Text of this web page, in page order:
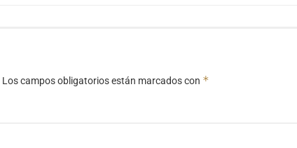
Los campos obligatorios están marcados con *